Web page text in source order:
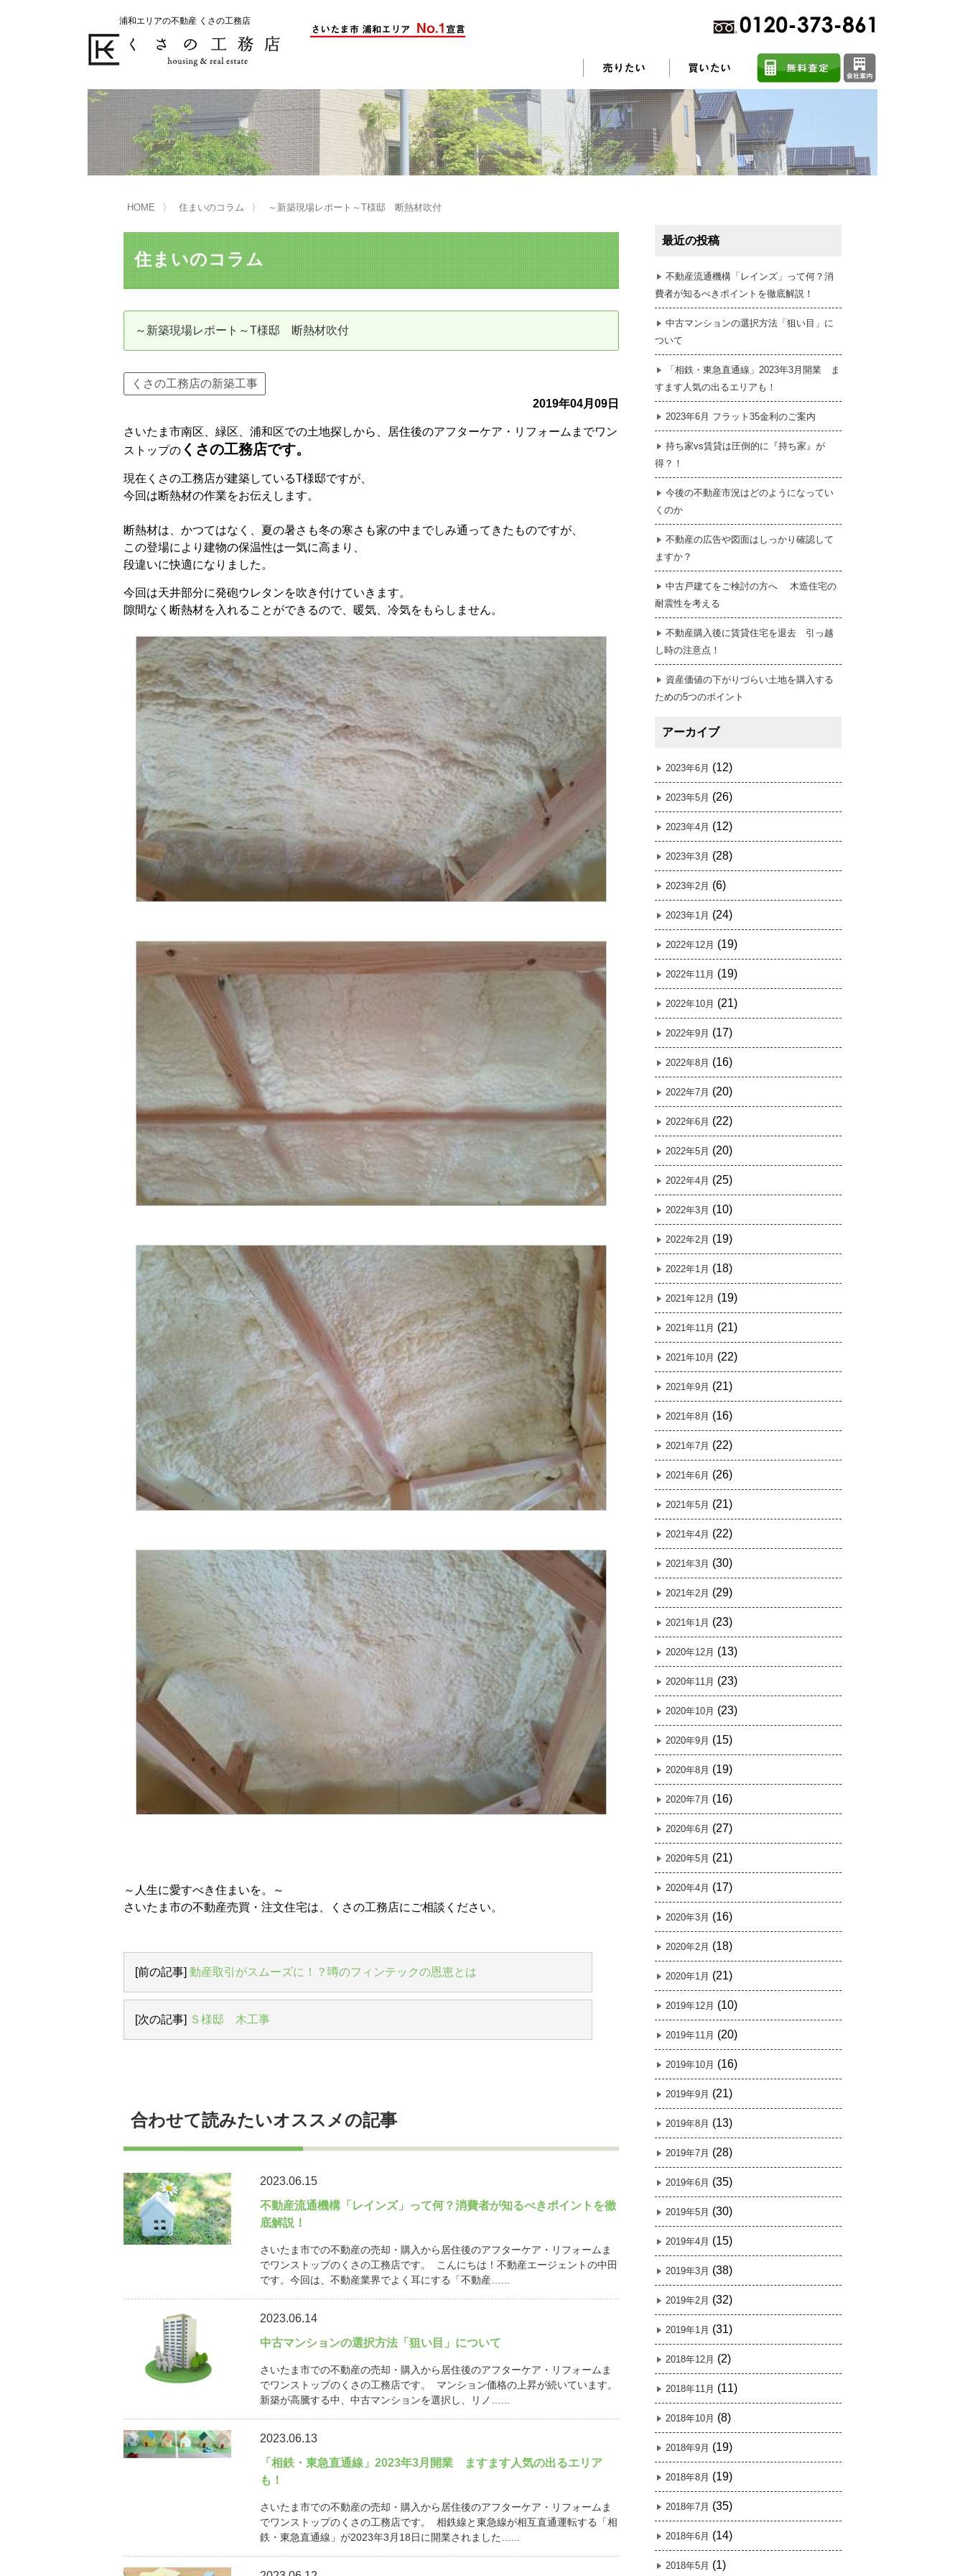
浦和エリアの不動産 くさの工務店
不動産の売却をお考えのお客様
くさの工務店が選ばれる理由 売却活動 売却されたお客様の声 不動産売却に関するよくある質問
買い替えサポート はじめての売却 不動産売却成功のコツ 任意売却
不動産の相続 売却前の修繕・リフォーム
売却の流れ（手順）
不動産売却の詳しい流れ 売買契約のご締結
不動産の引き渡し 不動産の残代金の受領について 不動産売却後の税金
不動産の購入をお考えのお客様
くさの工務店が選ばれる理由 購入されたお客様の声 不動産購入に関するよくある質問
住宅ローン控除・消費税について
リニュアル仲介とは
資産価値の減りにくい住宅購入 中古だから安心して購入できる仕組み リニュアル仲介で実現する豊かな暮らし はじめての物件探し
HOME 住まいのコラム ～新築現場レポート～T様邸 断熱材吹付
住まいのコラム
～新築現場レポート～T様邸 断熱材吹付
くさの工務店の新築工事
2019年04月09日
さいたま市南区、緑区、浦和区での土地探しから、居住後のアフターケア・リフォームまでワン
ストップの くさの工務店です。
現在くさの工務店が建築しているT様邸ですが、
今回は断熱材の作業をお伝えします。
断熱材は、かつてはなく、夏の暑さも冬の寒さも家の中までしみ通ってきたものですが、
この登場により建物の保温性は一気に高まり、
段違いに快適になりました。
今回は天井部分に発砲ウレタンを吹き付けていきます。
隙間なく断熱材を入れることができるので、暖気、冷気をもらしません。
～人生に愛すべき住まいを。～
さいたま市の不動産売買・注文住宅は、くさの工務店にご相談ください。
[前の記事] 動産取引がスムーズに！？噂のフィンテックの恩恵とは
[次の記事] Ｓ様邸 木工事
合わせて読みたいオススメの記事
2023.06.15
不動産流通機構「レインズ」って何？消費者が知るべきポイントを徹
底解説！
さいたま市での不動産の売却・購入から居住後のアフターケア・リフォームま
でワンストップのくさの工務店です。 こんにちは！不動産エージェントの中田
です。今回は、不動産業界でよく耳にする「不動産…...
2023.06.14
中古マンションの選択方法「狙い目」について
さいたま市での不動産の売却・購入から居住後のアフターケア・リフォームま
でワンストップのくさの工務店です。 マンション価格の上昇が続いています。
新築が高騰する中、中古マンションを選択し、リノ…...
2023.06.13
「相鉄・東急直通線」2023年3月開業 ますます人気の出るエリア
も！
さいたま市での不動産の売却・購入から居住後のアフターケア・リフォームま
でワンストップのくさの工務店です。 相鉄線と東急線が相互直通運転する「相
鉄・東急直通線」が2023年3月18日に開業されました…...
最近の投稿
不動産流通機構「レインズ」って何？消
費者が知るべきポイントを徹底解説！
中古マンションの選択方法「狙い目」に
ついて
「相鉄・東急直通線」2023年3月開業 ま
すます人気の出るエリアも！
2023年6月 フラット35金利のご案内
持ち家vs賃貸は圧倒的に『持ち家』が
得？！
今後の不動産市況はどのようになってい
くのか
不動産の広告や図面はしっかり確認して
ますか？
中古戸建てをご検討の方へ 木造住宅の
耐震性を考える
不動産購入後に賃貸住宅を退去 引っ越
し時の注意点！
資産価値の下がりづらい土地を購入する
ための5つのポイント
アーカイブ
2023年6月 (12)
2023年5月 (26)
2023年4月 (12)
2023年3月 (28)
2023年2月 (6)
2023年1月 (24)
2022年12月 (19)
2022年11月 (19)
2022年10月 (21)
2022年9月 (17)
2022年8月 (16)
2022年7月 (20)
2022年6月 (22)
2022年5月 (20)
2022年4月 (25)
2022年3月 (10)
2022年2月 (19)
2022年1月 (18)
2021年12月 (19)
2021年11月 (21)
2021年10月 (22)
2021年9月 (21)
2021年8月 (16)
2021年7月 (22)
2021年6月 (26)
2021年5月 (21)
2021年4月 (22)
2021年3月 (30)
2021年2月 (29)
2021年1月 (23)
2020年12月 (13)
2020年11月 (23)
2020年10月 (23)
2020年9月 (15)
2020年8月 (19)
2020年7月 (16)
2020年6月 (27)
2020年5月 (21)
2020年4月 (17)
2020年3月 (16)
2020年2月 (18)
2020年1月 (21)
2019年12月 (10)
2019年11月 (20)
2019年10月 (16)
2019年9月 (21)
2019年8月 (13)
2019年7月 (28)
2019年6月 (35)
2019年5月 (30)
2019年4月 (15)
2019年3月 (38)
2019年2月 (32)
2019年1月 (31)
2018年12月 (2)
2018年11月 (11)
2018年10月 (8)
2018年9月 (19)
2018年8月 (19)
2018年7月 (35)
2018年6月 (14)
2018年5月 (1)